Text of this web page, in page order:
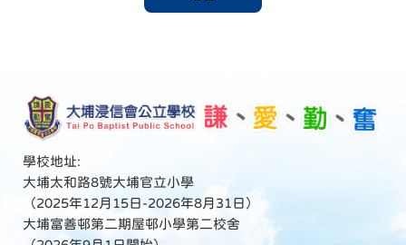
學校地址:
大埔太和路8號大埔官立小學
（2025年12月15日-2026年8月31日）
大埔富善邨第二期屋邨小學第二校舍